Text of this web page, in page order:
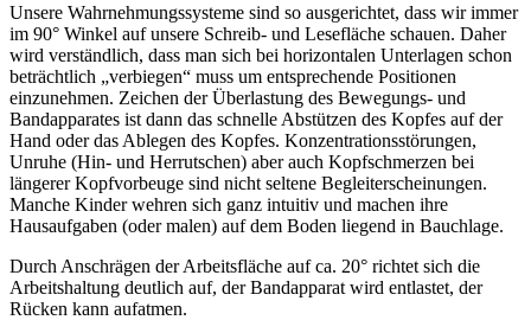
Unsere Wahrnehmungssysteme sind so ausgerichtet, dass wir immer
im 90° Winkel auf unsere Schreib- und Lesefläche schauen. Daher
wird verständlich, dass man sich bei horizontalen Unterlagen schon
beträchtlich „verbiegen“ muss um entsprechende Positionen
einzunehmen. Zeichen der Überlastung des Bewegungs- und
Bandapparates ist dann das schnelle Abstützen des Kopfes auf der
Hand oder das Ablegen des Kopfes. Konzentrationsstörungen,
Unruhe (Hin- und Herrutschen) aber auch Kopfschmerzen bei
längerer Kopfvorbeuge sind nicht seltene Begleiterscheinungen.
Manche Kinder wehren sich ganz intuitiv und machen ihre
Hausaufgaben (oder malen) auf dem Boden liegend in Bauchlage.
Durch Anschrägen der Arbeitsfläche auf ca. 20° richtet sich die
Arbeitshaltung deutlich auf, der Bandapparat wird entlastet, der
Rücken kann aufatmen.